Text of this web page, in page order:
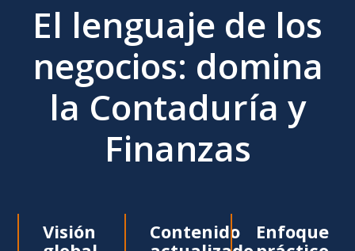
El lenguaje de los
negocios: domina
la Contaduría y
Finanzas
Visión
Contenido
Enfoque